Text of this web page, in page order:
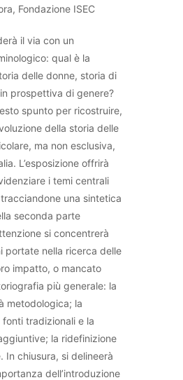
Fondazione ISEC
il via con un
qual è la
delle donne, storia di
prospettiva di genere?
spunto per ricostruire,
della storia delle
ma non esclusiva,
L’esposizione offrirà
i temi centrali
una sintetica
seconda parte
si concentrerà
portate nella ricerca delle
impatto, o mancato
più generale: la
metodologica; la
fonti tradizionali e la
la ridefinizione
In chiusura, si delineerà
dell’introduzione